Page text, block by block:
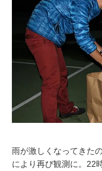
雨が激しくなってきた
により再び観測に。22